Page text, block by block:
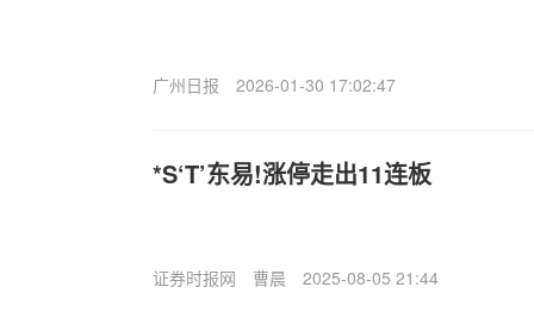
广州日报 2026-01-30 17:02:47
*S‘T’东易!涨停走出11连板
证券时报网 曹晨 2025-08-05 21:44